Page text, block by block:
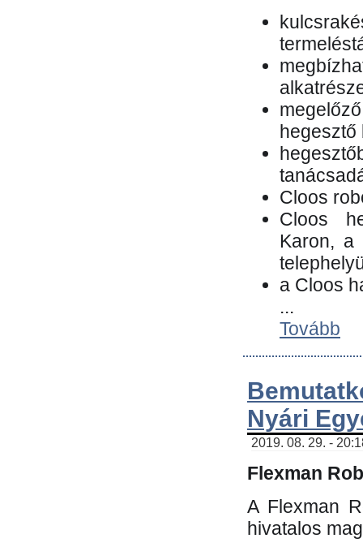
hegesztő
Cloos
Cloos
Karon, a
a Cloos
...
Tovább
Nyári
2019. 08. 29. -
Flexman
A Flexman
hivatalos